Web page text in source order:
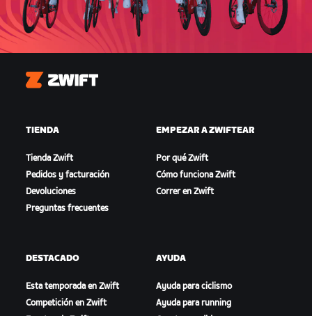
Zwift
TIENDA
Tienda Zwift
Pedidos y facturación
Devoluciones
Preguntas frecuentes
EMPEZAR A ZWIFTEAR
Por qué Zwift
Cómo funciona Zwift
Correr en Zwift
DESTACADO
Esta temporada en Zwift
Competición en Zwift
AYUDA
Ayuda para ciclismo
Ayuda para running